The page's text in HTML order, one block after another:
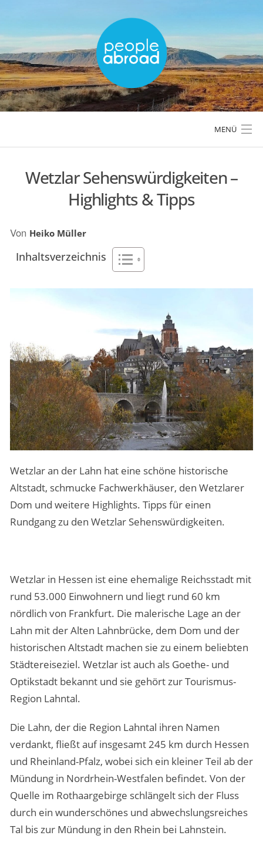
content
MENÜ
LÄNDER & REGIONEN
AKTIVREISEN & OUTDOOR
MENSCHEN & STORIES
ÜBER PEOPLE ABROAD
Wetzlar Sehenswürdigkeiten –
Highlights & Tipps
Von Heiko Müller
Inhaltsverzeichnis
Wetzlar an der Lahn hat eine schöne historische
Altstadt, schmucke Fachwerkhäuser, den Wetzlarer
Dom und weitere Highlights. Tipps für einen
Rundgang zu den Wetzlar Sehenswürdigkeiten.
Wetzlar in Hessen ist eine ehemalige Reichsstadt mit
rund 53.000 Einwohnern und liegt rund 60 km
nördlich von Frankfurt. Die malerische Lage an der
Lahn mit der Alten Lahnbrücke, dem Dom und der
historischen Altstadt machen sie zu einem beliebten
Städtereiseziel. Wetzlar ist auch als Goethe- und
Optikstadt bekannt und sie gehört zur Tourismus-
Region Lahntal.
Die Lahn, der die Region Lahntal ihren Namen
verdankt, fließt auf insgesamt 245 km durch Hessen
und Rheinland-Pfalz, wobei sich ein kleiner Teil ab der
Mündung in Nordrhein-Westfalen befindet. Von der
Quelle im Rothaargebirge schlängelt sich der Fluss
durch ein wunderschönes und abwechslungsreiches
Tal bis zur Mündung in den Rhein bei Lahnstein.